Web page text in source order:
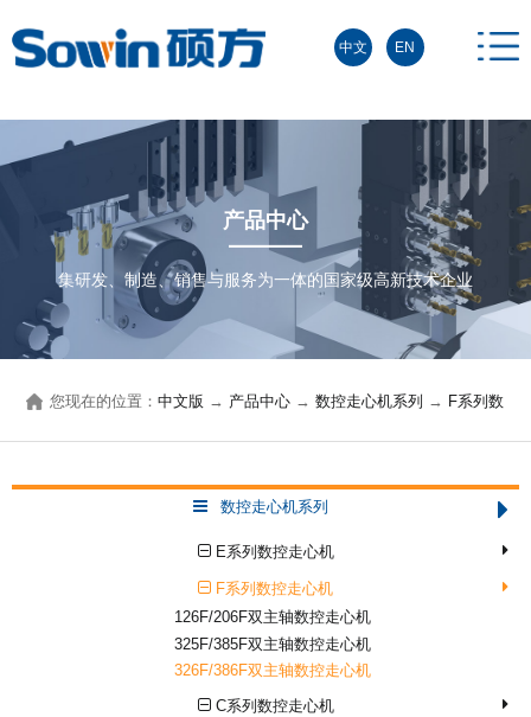
中文 EN
产品中心
集研发、制造、销售与服务为一体的国家级高新技术企业
您现在的位置：中文版 → 产品中心 →数控走心机系列 → F系列数
控走心机→326F/386F双主轴数控走心机→
数控走心机系列
E系列数控走心机
F系列数控走心机
126F/206F双主轴数控走心机
325F/385F双主轴数控走心机
326F/386F双主轴数控走心机
C系列数控走心机